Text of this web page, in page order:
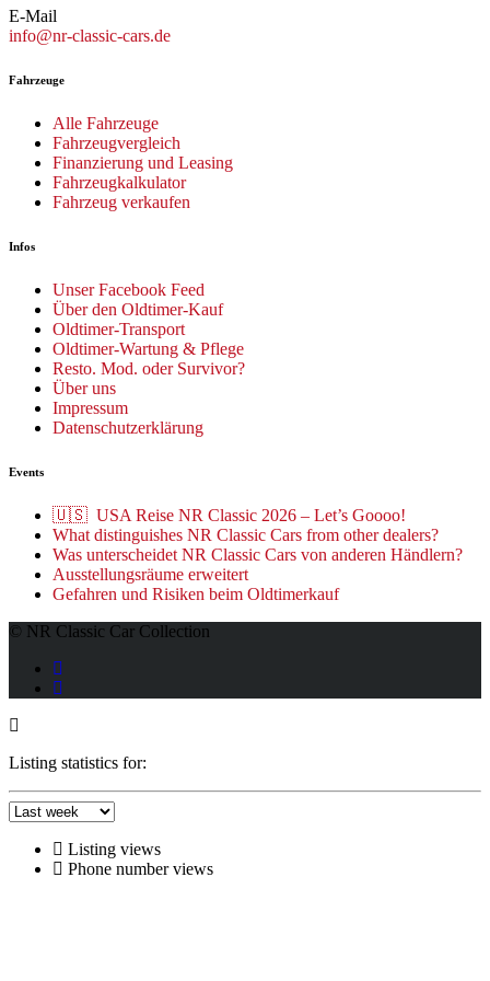
E-Mail
info@nr-classic-cars.de
Fahrzeuge
Alle Fahrzeuge
Fahrzeugvergleich
Finanzierung und Leasing
Fahrzeugkalkulator
Fahrzeug verkaufen
Infos
Unser Facebook Feed
Über den Oldtimer-Kauf
Oldtimer-Transport
Oldtimer-Wartung & Pflege
Resto. Mod. oder Survivor?
Über uns
Impressum
Datenschutzerklärung
Events
🇺🇸 USA Reise NR Classic 2026 – Let’s Goooo!
What distinguishes NR Classic Cars from other dealers?
Was unterscheidet NR Classic Cars von anderen Händlern?
Ausstellungsräume erweitert
Gefahren und Risiken beim Oldtimerkauf
© NR Classic Car Collection
Listing statistics for:
Listing views
Phone number views